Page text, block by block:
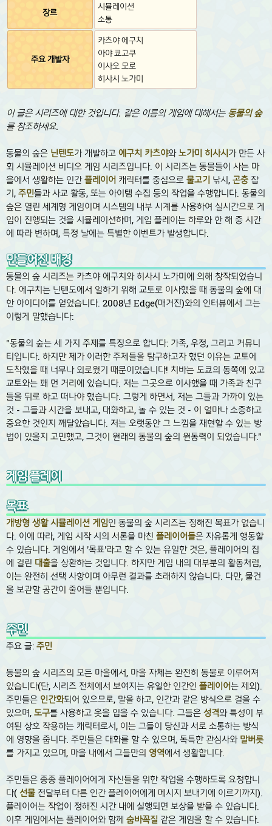
장르
시뮬레이션
소통
주요 개발자
카츠야 에구치
아야 쿄고쿠
이사오 모로
히사시 노가미
이 글은 시리즈에 대한 것입니다. 같은 이름의 게임에 대해서는 동물의 숲
를 참조하세요.
동물의 숲은 닌텐도가 개발하고 에구치 카츠야와노가미 히사시가 만든 사
회 시뮬레이션 비디오 게임 시리즈입니다. 이 시리즈는 동물들이 사는 마
을에서 생활하는 인간플레이어 캐릭터를 중심으로 물고기 낚시, 곤충 잡
기, 주민들과 사교 활동, 또는 아이템 수집 등의 작업을 수행합니다. 동물의
숲은 열린 세계형 게임이며 시스템의 내부 시계를 사용하여 실시간으로 게
임이 진행되는 것을 시뮬레이션하며, 게임 플레이는 하루와 한 해 중 시간
에 따라 변하며, 특정 날에는 특별한 이벤트가 발생합니다.
만들어진 배경
동물의 숲 시리즈는 카츠야 에구치와 히사시 노가미에 의해 창작되었습니
다. 에구치는 닌텐도에서 일하기 위해 교토로 이사했을 때 동물의 숲에 대
한 아이디어를 얻었습니다. 2008년 Edge(매거진)와의 인터뷰에서 그는
이렇게 말했습니다:
"동물의 숲는 세 가지 주제를 특징으로 합니다: 가족, 우정, 그리고 커뮤니
티입니다. 하지만 제가 이러한 주제들을 탐구하고자 했던 이유는 교토에
도착했을 때 너무나 외로웠기 때문이었습니다! 치바는 도쿄의 동쪽에 있고
교토와는 꽤 먼 거리에 있습니다. 저는 그곳으로 이사했을 때 가족과 친구
들을 뒤로 하고 떠나야 했습니다. 그렇게 하면서, 저는 그들과 가까이 있는
것 - 그들과 시간을 보내고, 대화하고, 놀 수 있는 것 - 이 얼마나 소중하고
중요한 것인지 깨달았습니다. 저는 오랫동안 그 느낌을 재현할 수 있는 방
법이 있을지 고민했고, 그것이 원래의 동물의 숲의 원동력이 되었습니다."
게임 플레이
목표
개방형 생활 시뮬레이션 게임인 동물의 숲 시리즈는 정해진 목표가 없습니
다. 이에 따라, 게임 시작 시의 서론을 마친 플레이어들은 자유롭게 행동할
수 있습니다. 게임에서 '목표'라고 할 수 있는 유일한 것은, 플레이어의 집
에 걸린 대출을 상환하는 것입니다. 하지만 게임 내의 대부분의 활동처럼,
이는 완전히 선택 사항이며 아무런 결과를 초래하지 않습니다. 다만, 물건
을 보관할 공간이 줄어들 뿐입니다.
주민
주요 글: 주민
동물의 숲 시리즈의 모든 마을에서, 마을 자체는 완전히 동물로 이루어져
있습니다(단, 시리즈 전체에서 보여지는 유일한 인간인 플레이어는 제외).
주민들은 인간화되어 있으므로, 말을 하고, 인간과 같은 방식으로 걸을 수
있으며, 도구를 사용하고 옷을 입을 수 있습니다. 그들은 성격와 특성이 부
여된 상호 작용하는 캐릭터로서, 이는 그들이 당신과 서로 소통하는 방식
에 영향을 줍니다. 주민들은 대화를 할 수 있으며, 독특한 관심사와 말버릇
를 가지고 있으며, 마을 내에서 그들만의 영역에서 생활합니다.
주민들은 종종 플레이어에게 자신들을 위한 작업을 수행하도록 요청합니
다( 선물 전달부터 다른 인간 플레이어에게 메시지 보내기에 이르기까지).
플레이어는 작업이 정해진 시간 내에 실행되면 보상을 받을 수 있습니다.
이후 게임에서는 플레이어와 함께 숨바꼭질 같은 게임을 할 수 있습니다.